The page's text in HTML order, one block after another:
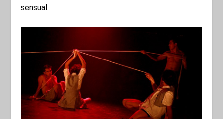
sensual.